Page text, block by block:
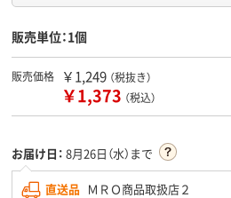
販売単位：1個
販売価格 ￥1,249 （税抜き）
￥1,373 （税込）
お届け日： 8月26日（水）まで
直送品 ＭＲＯ商品取扱店２